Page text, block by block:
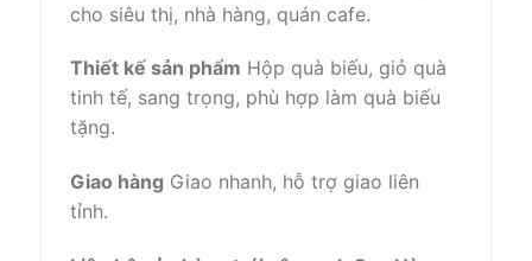
cho siêu thị, nhà hàng, quán cafe.
Thiết kế sản phẩm Hộp quà biếu, giỏ quà
tinh tế, sang trọng, phù hợp làm quà biếu
tặng.
Giao hàng Giao nhanh, hỗ trợ giao liên
tỉnh.